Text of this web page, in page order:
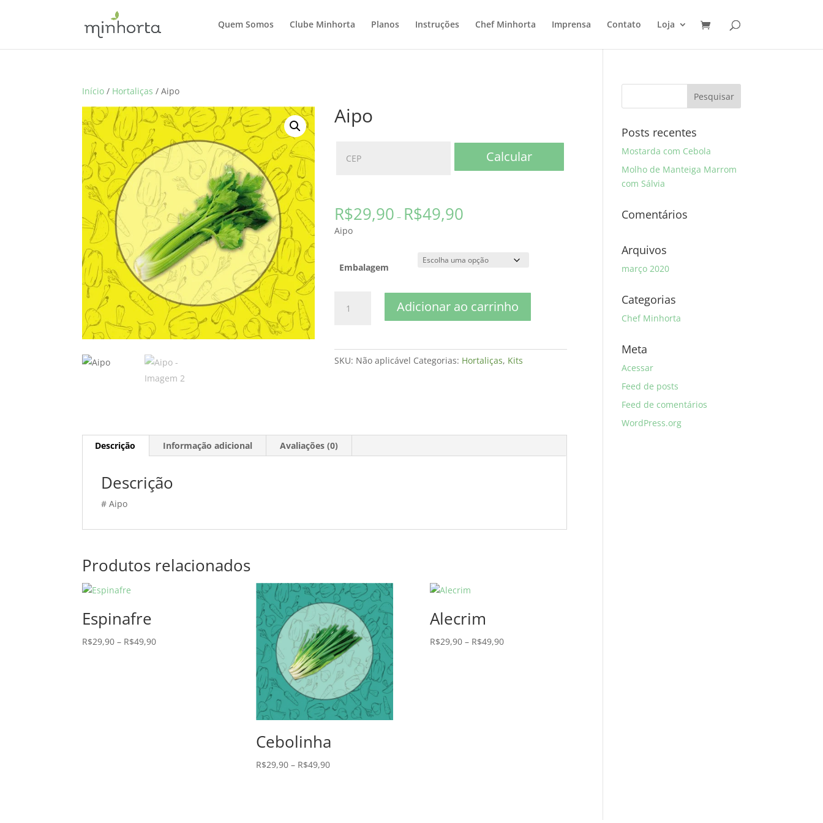
Quem Somos Clube Minhorta Planos Instruções Chef Minhorta Imprensa Contato Loja
Início / Hortaliças / Aipo
Aipo
Calcular
R$29,90 – R$49,90
Aipo
Embalagem
quantidade
Adicionar ao carrinho
SKU: Não aplicável Categorias: Hortaliças, Kits
Descrição Informação adicional Avaliações (0)
Descrição
# Aipo
Produtos relacionados
Espinafre
R$29,90 – R$49,90
Cebolinha
R$29,90– R$49,90
Alecrim
R$29,90– R$49,90
Posts recentes
Mostarda com Cebola
Molho de Manteiga Marrom
com Sálvia
Comentários
Arquivos
março 2020
Categorias
Chef Minhorta
Meta
Acessar
Feed de posts
Feed de comentários
WordPress.org